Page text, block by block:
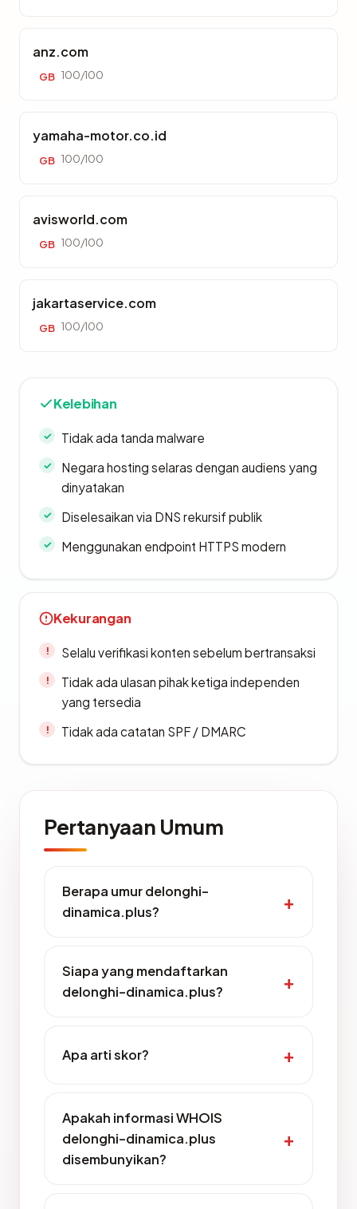
anz.com
GB 100/100
yamaha-motor.co.id
GB 100/100
avisworld.com
GB 100/100
jakartaservice.com
GB 100/100
Kelebihan
Tidak ada tanda malware
Negara hosting selaras dengan audiens yang
dinyatakan
Diselesaikan via DNS rekursif publik
Menggunakan endpoint HTTPS modern
Kekurangan
Selalu verifikasi konten sebelum bertransaksi
Tidak ada ulasan pihak ketiga independen
yang tersedia
Tidak ada catatan SPF / DMARC
Pertanyaan Umum
Berapa umur delonghi-
dinamica.plus?
Siapa yang mendaftarkan
delonghi-dinamica.plus?
Apa arti skor?
Apakah informasi WHOIS
delonghi-dinamica.plus
disembunyikan?